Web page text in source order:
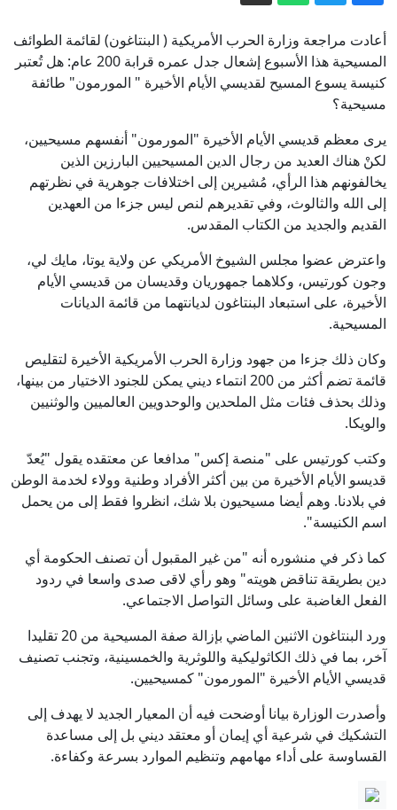
ومأرب.. ومجلس القيادة يتوعد بالرد الحازم
مضيق هرمز بين التهدئة والتصعيد.. ماذا
تريد إيران؟
تقترب من 240
وول ستريت جورنال: ترامب يأمر بتحقيق
في تسريبات مخزون الذخائر
أوروبا في مواجهة أزمات تهدد مستقبلها
واشنطن تفرض عقوبات على مسؤولين
عسكريين كوبيين لشرائهم أسلحة من
أعادت مراجعة وزارة الحرب الأمريكية ( البنتاغون) لقائمة الطوائف
المسيحية هذا الأسبوع إشعال جدل عمره قرابة 200 عام: هل تُعتبر
كنيسة يسوع المسيح لقديسي الأيام الأخيرة " المورمون" طائفة
مسيحية؟
يرى معظم قديسي الأيام الأخيرة "المورمون" أنفسهم مسيحيين،
لكنْ هناك العديد من رجال الدين المسيحيين البارزين الذين
يخالفونهم هذا الرأي، مُشيرين إلى اختلافات جوهرية في نظرتهم
إلى الله والثالوث، وفي تقديرهم لنص ليس جزءا من العهدين
القديم والجديد من الكتاب المقدس.
واعترض عضوا مجلس الشيوخ الأمريكي عن ولاية يوتا، مايك لي،
وجون كورتيس، وكلاهما جمهوريان وقديسان من قديسي الأيام
الأخيرة، على استبعاد البنتاغون لديانتهما من قائمة الديانات
المسيحية.
وكان ذلك جزءا من جهود وزارة الحرب الأمريكية الأخيرة لتقليص
قائمة تضم أكثر من 200 انتماء ديني يمكن للجنود الاختيار من بينها،
وذلك بحذف فئات مثل الملحدين والوحدويين العالميين والوثنيين
والويكا.
وكتب كورتيس على "منصة إكس" مدافعا عن معتقده يقول "يُعدّ
قديسو الأيام الأخيرة من بين أكثر الأفراد وطنية وولاء لخدمة الوطن
في بلادنا. وهم أيضا مسيحيون بلا شك، انظروا فقط إلى من يحمل
اسم الكنيسة".
كما ذكر في منشوره أنه "من غير المقبول أن تصنف الحكومة أي
دين بطريقة تناقض هويته" وهو رأي لاقى صدى واسعا في ردود
الفعل الغاضبة على وسائل التواصل الاجتماعي.
ورد البنتاغون الاثنين الماضي بإزالة صفة المسيحية من 20 تقليدا
آخر، بما في ذلك الكاثوليكية واللوثرية والخمسينية، وتجنب تصنيف
قديسي الأيام الأخيرة "المورمون" كمسيحيين.
وأصدرت الوزارة بيانا أوضحت فيه أن المعيار الجديد لا يهدف إلى
التشكيك في شرعية أي إيمان أو معتقد ديني بل إلى مساعدة
القساوسة على أداء مهامهم وتنظيم الموارد بسرعة وكفاءة.